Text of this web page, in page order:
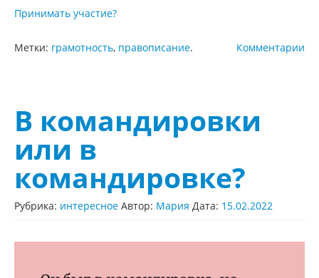
Принимать участие?
Комментарии
Метки: грамотность, правописание.
В командировки
или в
командировке?
Рубрика: интересное Автор: Мария Дата: 15.02.2022